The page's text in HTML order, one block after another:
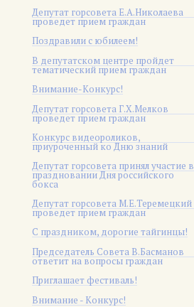
Депутат горсовета Е.А.Николаева
проведет прием граждан
Поздравили с юбилеем!
В депутатском центре пройдет
тематический прием граждан
Внимание-Конкурс!
Депутат горсовета Г.Х.Мелков
проведет прием граждан
Конкурс видеороликов,
приуроченный ко Дню знаний
Депутат горсовета принял участие в
праздновании Дня российского
бокса
Депутат горсовета М.Е.Теремецкий
проведет прием граждан
С праздником, дорогие тайгинцы!
Председатель Совета В.Басманов
ответит на вопросы граждан
Приглашает фестиваль!
Внимание - Конкурс!